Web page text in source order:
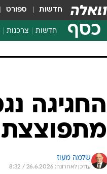
חדשות ספורט
כסף חדשות צרכנות
צרכנות החגיגה
שלמה מעוז
עודכן לאחרונה: 26.6.2026 / 8:32